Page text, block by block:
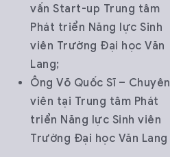
vấn Start-up Trung tâm
Phát triển Năng lực Sinh
viên Trường Đại học Văn
Lang;
Ông Võ Quốc Sĩ – Chuyên
viên tại Trung tâm Phát
triển Năng lực Sinh viên
Trường Đại học Văn Lang